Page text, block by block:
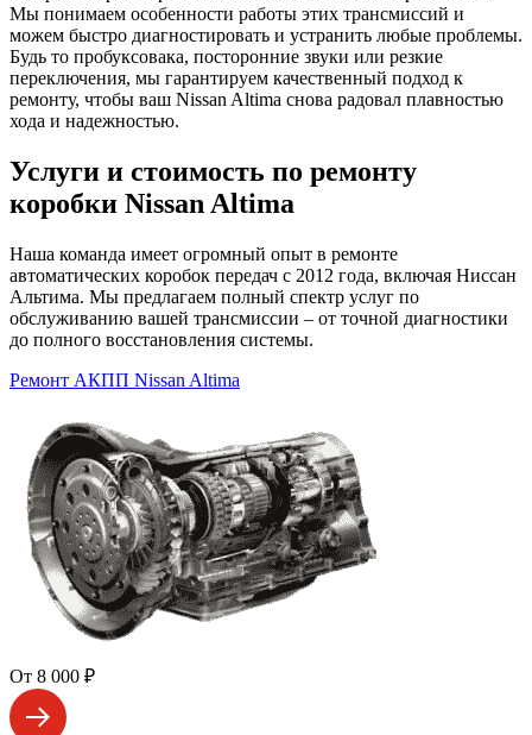
Мы понимаем особенности работы этих трансмиссий и
можем быстро диагностировать и устранить любые проблемы.
Будь то пробуксовака, посторонние звуки или резкие
переключения, мы гарантируем качественный подход к
ремонту, чтобы ваш Nissan Altima снова радовал плавностью
хода и надежностью.
Услуги и стоимость по ремонту
коробки Nissan Altima
Наша команда имеет огромный опыт в ремонте
автоматических коробок передач с 2012 года, включая Ниссан
Альтима. Мы предлагаем полный спектр услуг по
обслуживанию вашей трансмиссии – от точной диагностики
до полного восстановления системы.
Ремонт АКПП Nissan Altima
От 8 000 ₽